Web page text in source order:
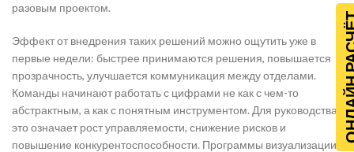
разовым проектом.
Эффект от внедрения таких решений можно ощутить уже в
первые недели: быстрее принимаются решения, повышается
прозрачность, улучшается коммуникация между отделами.
Команды начинают работать с цифрами не как с чем-то
абстрактным, а как с понятным инструментом. Для руководства
это означает рост управляемости, снижение рисков и
повышение конкурентоспособности. Программы визуализации